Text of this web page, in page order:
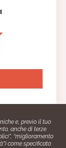
e, previo il tuo
anche di terze
“miglioramento
come specificato